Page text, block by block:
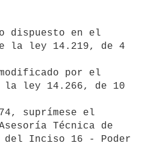
dispuesto en el
la ley 14.219, de 4
por el
ley 14.266, de 10
suprímese el
Técnica de
del Inciso 16 - Poder